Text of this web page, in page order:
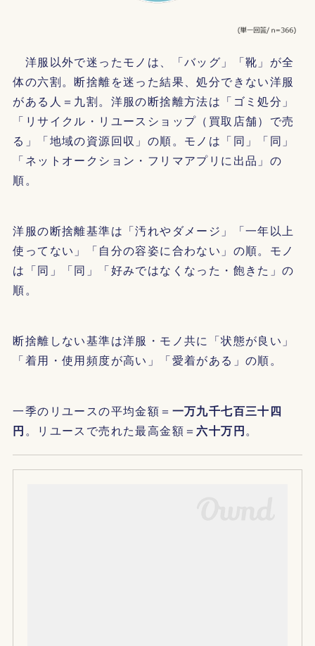
洋服以外で迷ったモノは、「バッグ」「靴」が全
体の六割。断捨離を迷った結果、処分できない洋服
がある人＝九割。洋服の断捨離方法は「ゴミ処分」
「リサイクル・リユースショップ（買取店舗）で売
る」「地域の資源回収」の順。モノは「同」「同」
「ネットオークション・フリマアプリに出品」の
順。
洋服の断捨離基準は「汚れやダメージ」「一年以上
使ってない」「自分の容姿に合わない」の順。モノ
は「同」「同」「好みではなくなった・飽きた」の
順。
断捨離しない基準は洋服・モノ共に「状態が良い」
「着用・使用頻度が高い」「愛着がある」の順。
一季のリユースの平均金額＝ 一万九千七百三十四
円。リユースで売れた最高金額＝六十万円。